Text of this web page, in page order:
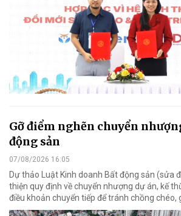
Gỡ điểm nghẽn chuyển
động sản
07/08/2026 16:05
Dự thảo Luật Kinh doanh Bất động sản (sửa
thiện quy định về chuyển nhượng dự án, kế
điều khoản chuyển tiếp để tránh chồng chéo,